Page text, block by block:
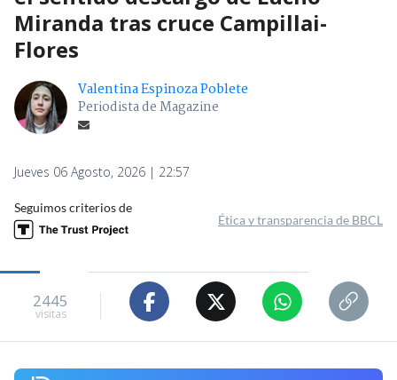
Miranda tras cruce Campillai-
Flores
Valentina Espinoza Poblete
Periodista de Magazine
Jueves 06 Agosto, 2026 | 22:57
Seguimos criterios de
Ética y transparencia de BBCL
2445
visitas